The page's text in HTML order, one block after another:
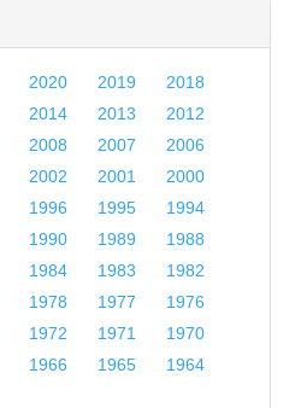
2020 2019
2018
2014 2013
2012
2008 2007
2006
2002 2001
2000
1996 1995
1994
1990 1989
1988
1984 1983
1982
1978 1977
1976
1972 1971
1970
1966 1965
1964